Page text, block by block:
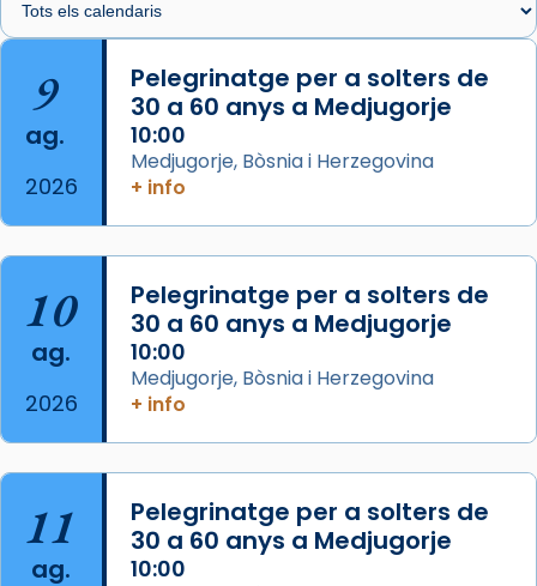
🔗
📸 J. Merino
Photo
View on Facebook ·
de Barcelona.
Aquest dilluns, 27 de juliol, ha tingut lloc la
missa d’acció de gràcies en agraïment al
comitè organitzador de la visita apostòlica
del Sant Pare Lleó XIV a Barcelona, i als
col·laboradors, a la Catedral de Barcelona.
L’arquebisbe de Barcelona, el cardenal Joan
Josep Omella, ha presidit la missa i l’ha
concelebrat el bisbe auxiliar de Barcelona,
Mons. David Abadías.
9
ag.
2026
Pelegrinatge per a solters de
30 a 60 anys a Medjugorje
10:00
Medjugorje, Bòsnia i Herzegovina
+ info
10
ag.
2026
Pelegrinatge per a solters de
30 a 60 anys a Medjugorje
10:00
Medjugorje, Bòsnia i Herzegovina
+ info
11
ag.
Pelegrinatge per a solters de
30 a 60 anys a Medjugorje
10:00